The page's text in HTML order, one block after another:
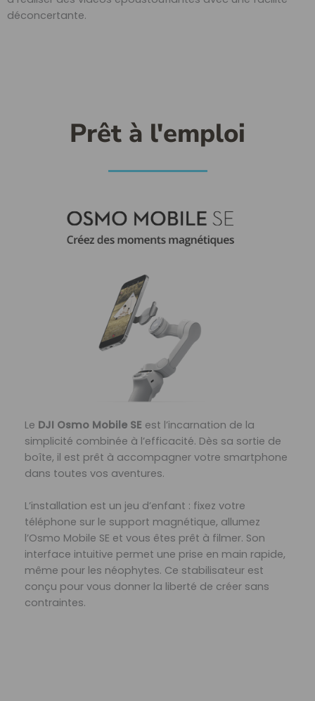
déconcertante.
Prêt à l'emploi
Le DJI Osmo Mobile SE est l’incarnation de la
simplicité combinée à l’efficacité. Dès sa sortie de
boîte, il est prêt à accompagner votre smartphone
dans toutes vos aventures.
L’installation est un jeu d’enfant : fixez votre
téléphone sur le support magnétique, allumez
l’Osmo Mobile SE et vous êtes prêt à filmer. Son
interface intuitive permet une prise en main rapide,
même pour les néophytes. Ce stabilisateur est
conçu pour vous donner la liberté de créer sans
contraintes.